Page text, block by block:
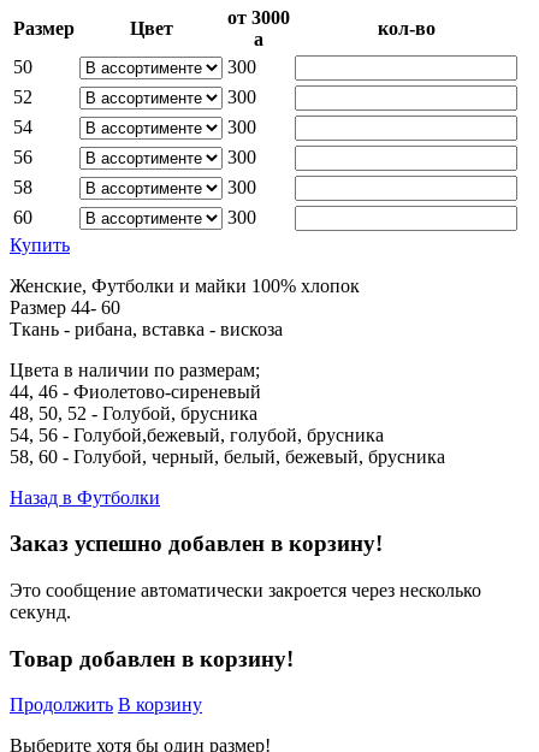
Раз­мер Цвет
от 3000­
a
кол-во
50
300
52
300
54
300
56
300
58
300
60
300
Купить
Женские, Футболки и майки 100% хлопок
Размер 44- 60
Ткань - рибана, вставка - вискоза
Цвета в наличии по размерам;
44, 46 - Фиолетово-сиреневый
48, 50, 52 - Голубой, брусника
54, 56 - Голубой,бежевый, голубой, брусника
58, 60 - Голубой, черный, белый, бежевый, брусника
Назад в Футболки
Заказ успешно добавлен в корзину!
Это сообщение автоматически закроется через несколько
секунд.
Товар добавлен в корзину!
Продолжить В корзину
Выберите хотя бы один размер!